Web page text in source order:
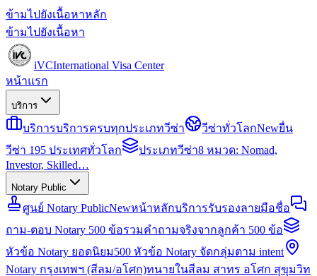
ข้ามไปยังเนื้อหาหลัก
ข้ามไปยังเนื้อหา
iVCInternational Visa Center
หน้าแรก
บริการ
บริการบริการครบทุกประเภทวีซ่า วีซ่าทั่วโลกNewยื่น
วีซ่า 195 ประเทศทั่วโลก
ประเภทวีซ่า8 หมวด: Nomad,
Investor, Skilled…
Notary Public
ศูนย์ Notary PublicNewหน้าหลักบริการรับรองลายมือชื่อ
ถาม-ตอบ Notary 500 ข้อรวมคำถามจริงจากลูกค้า 500 ข้อ
หัวข้อ Notary ยอดนิยม500 หัวข้อ Notary จัดกลุ่มตาม intent
Notary กรุงเทพฯ (สีลม/อโศก)ทนายในสีลม สาทร อโศก สุขุมวิท